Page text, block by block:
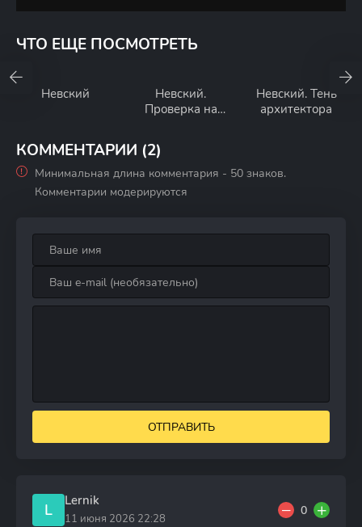
ЧТО ЕЩЕ ПОСМОТРЕТЬ
Невский
Невский.
Проверка на
Невский. Тень
архитектора
КОММЕНТАРИИ (2)
Минимальная длина комментария - 50 знаков.
Комментарии модерируются
ОТПРАВИТЬ
L Lernik
11 июня 2026 22:28
0